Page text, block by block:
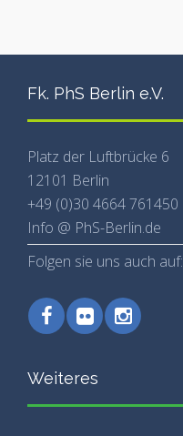
Fk. PhS Berlin e.V.
Platz der Luftbrücke 6
12101 Berlin
+49 (0)30 4664 761450
Info @ PhS-Berlin.de
Folgen sie uns auch auf:
Weiteres